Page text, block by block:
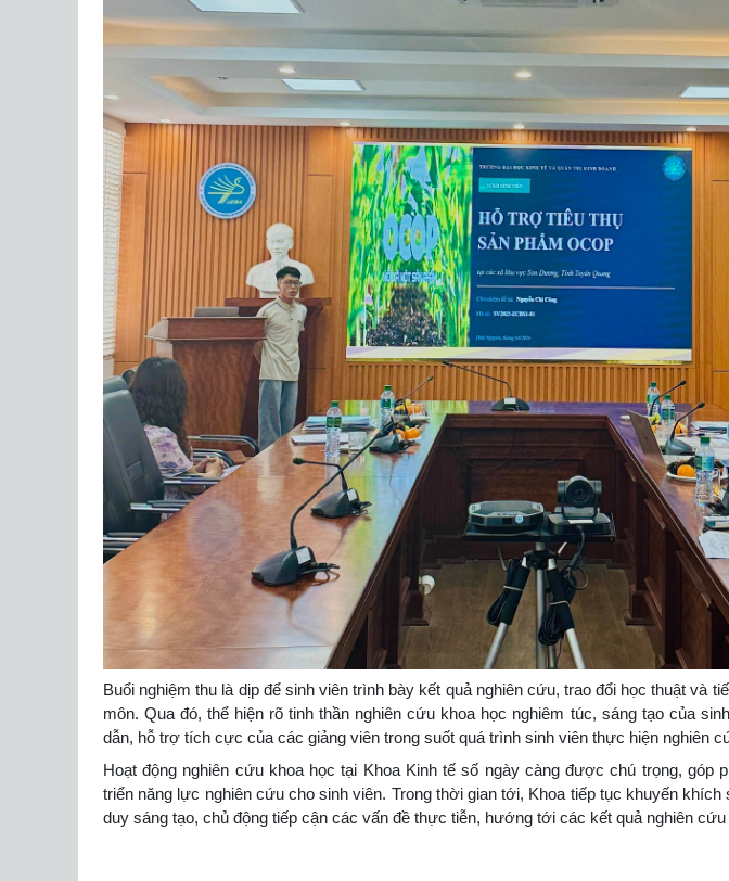
Buổi nghiệm thu là dịp để sinh viên trình bày kết quả nghiên cứu, trao đổi học thuật và
môn. Qua đó, thể hiện rõ tinh thần nghiên cứu khoa học nghiêm túc, sáng tạo của
dẫn, hỗ trợ tích cực của các giảng viên trong suốt quá trình sinh viên thực hiện nghiên
Hoạt động nghiên cứu khoa học tại Khoa Kinh tế số ngày càng được chú trọng, góp
triển năng lực nghiên cứu cho sinh viên. Trong thời gian tới, Khoa tiếp tục khuyến
duy sáng tạo, chủ động tiếp cận các vấn đề thực tiễn, hướng tới các kết quả nghiên